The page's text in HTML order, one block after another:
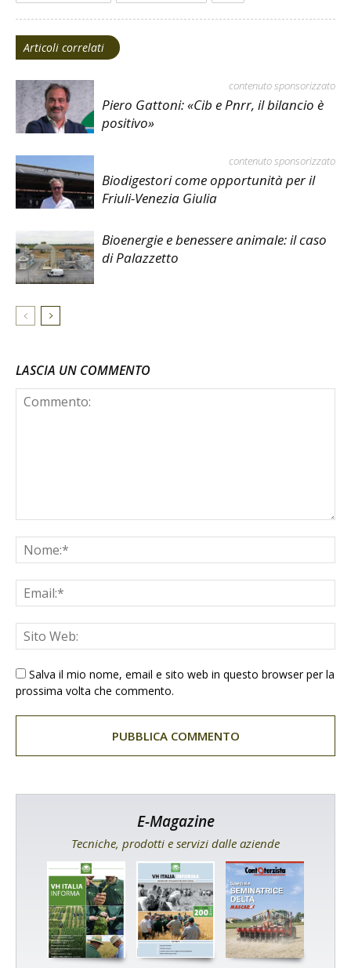
Articoli correlati
contenuto sponsorizzato
Piero Gattoni: «Cib e Pnrr, il bilancio è
positivo»
contenuto sponsorizzato
Biodigestori come opportunità per il
Friuli-Venezia Giulia
Bioenergie e benessere animale: il caso
di Palazzetto
LASCIA UN COMMENTO
Salva il mio nome, email e sito web in questo browser per la
prossima volta che commento.
E-Magazine
Tecniche, prodotti e servizi dalle aziende